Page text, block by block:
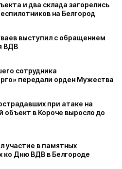
и два склада загорелись
на Белгород
выступил с обращением
ВДВ
сотрудника
передали орден Мужества
при атаке на
объект в Короче выросло до
участие в памятных
ко Дню ВДВ в Белгороде